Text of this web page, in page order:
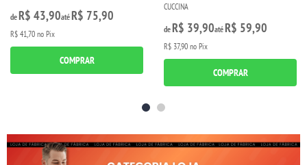
deR$ 43,90atéR$ 75,90
R$ 41,70 no Pix
COMPRAR
CUCCINA
deR$ 39,90atéR$ 59,90
R$ 37,90 no Pix
COMPRAR